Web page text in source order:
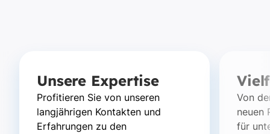
Unsere Expertise
Profitieren Sie von unseren
langjährigen Kontakten und
Erfahrungen zu den
Von
neuen
für